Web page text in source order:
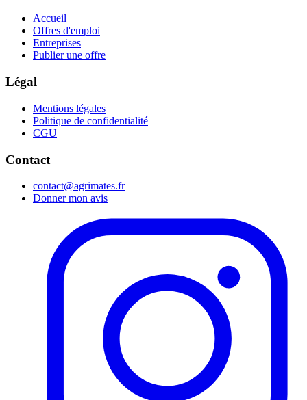
Accueil
Offres d'emploi
Entreprises
Publier une offre
Légal
Mentions légales
Politique de confidentialité
CGU
Contact
contact@agrimates.fr
Donner mon avis